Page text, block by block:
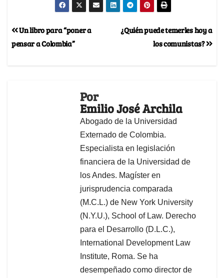
¿Quién puede temerles hoy a
los comunistas?
Un libro para “poner a
pensar a Colombia”
Por
Emilio José Archila
Abogado de la Universidad
Externado de Colombia.
Especialista en legislación
financiera de la Universidad de
los Andes. Magíster en
jurisprudencia comparada
(M.C.L.) de New York University
(N.Y.U.), School of Law. Derecho
para el Desarrollo (D.L.C.),
International Development Law
Institute, Roma. Se ha
desempeñado como director de